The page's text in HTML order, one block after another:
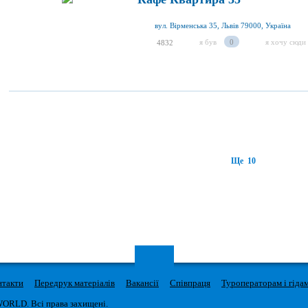
вул. Вірменська 35, Львів 79000, Україна
4832 я був 0 я хочу сюди
Ще 10
Передрук матеріалів Вакансії Співпраця Туроператорам і
Всі права захищені.